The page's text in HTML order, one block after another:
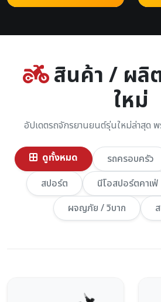
สินค้า / ผลิ
ใหม่
อัปเดตรถจักรยานยนต์รุ่นใหม่ล่าสุด
ดูทั้งหมด รถครอบครัว
สปอร์ต
นีโอสปอร์ตคาเฟ่
ผจญภัย / วิบาก